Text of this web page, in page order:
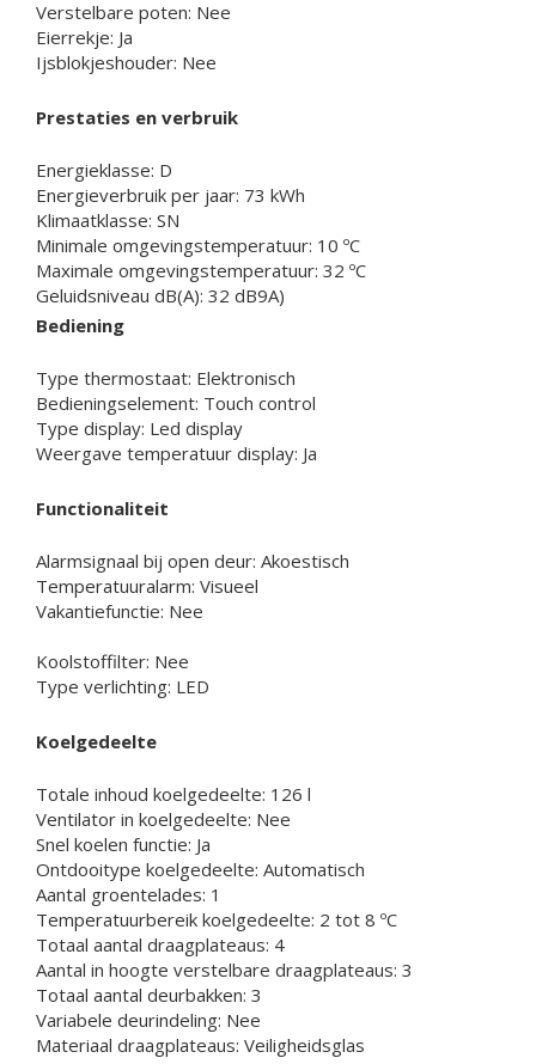
Verstelbare poten: Nee
Eierrekje: Ja
Ijsblokjeshouder: Nee
Prestaties en verbruik
Energieklasse: D
Energieverbruik per jaar: 73 kWh
Klimaatklasse: SN
Minimale omgevingstemperatuur: 10 ºC
Maximale omgevingstemperatuur: 32 ºC
Geluidsniveau dB(A): 32 dB9A)
Bediening
Type thermostaat: Elektronisch
Bedieningselement: Touch control
Type display: Led display
Weergave temperatuur display: Ja
Functionaliteit
Alarmsignaal bij open deur: Akoestisch
Temperatuuralarm: Visueel
Vakantiefunctie: Nee
Koolstoffilter: Nee
Type verlichting: LED
Koelgedeelte
Totale inhoud koelgedeelte: 126 l
Ventilator in koelgedeelte: Nee
Snel koelen functie: Ja
Ontdooitype koelgedeelte: Automatisch
Aantal groentelades: 1
Temperatuurbereik koelgedeelte: 2 tot 8 ºC
Totaal aantal draagplateaus: 4
Aantal in hoogte verstelbare draagplateaus: 3
Totaal aantal deurbakken: 3
Variabele deurindeling: Nee
Materiaal draagplateaus: Veiligheidsglas